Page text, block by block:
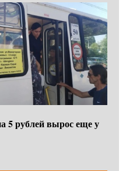
5 рублей вырос еще у